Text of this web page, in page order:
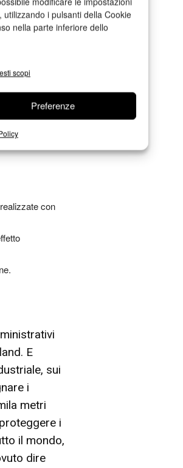
i pulsanti della Cookie
nella parte inferiore dello
scopi
Preferenze
forte, audace,
la
e di
con
E
sui
i
metri
i
il mondo,
dire